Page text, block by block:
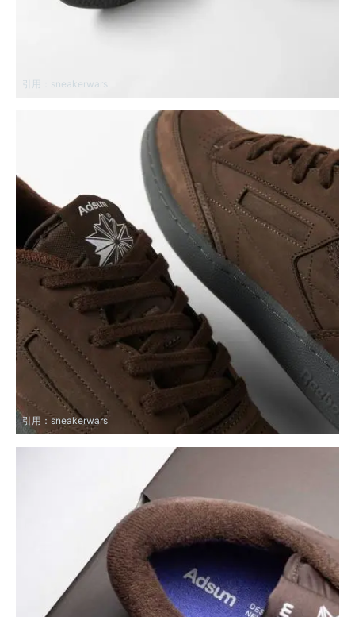
引用： sneakerwars
引用： sneakerwars